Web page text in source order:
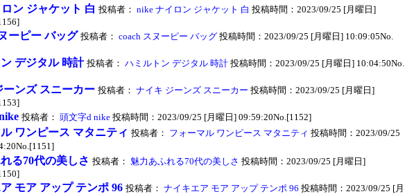
ン ジャケット 白 投稿者： nike ナイロン ジャケット 白 投稿時間：2023/09/25 [月曜日]
ーピー バッグ 投稿者： coach スヌーピー バッグ 投稿時間：2023/09/25 [月曜日] 10:09:05No.
デジタル 時計 投稿者： ハミルトン デジタル 時計 投稿時間：2023/09/25 [月曜日] 10:04:50No.
ーンズ スニーカー 投稿者： ナイキ ジーンズ スニーカー 投稿時間：2023/09/25 [月曜日]
投稿者： 頭文字d nike 投稿時間：2023/09/25 [月曜日] 09:59:20No.[1152]
ワンピース マタニティ 投稿者： フォーマル ワンピース マタニティ 投稿時間：2023/09/25
る70代の美しさ 投稿者： 魅力あふれる70代の美しさ 投稿時間：2023/09/25 [月曜日]
モア アップ テンポ 96 投稿者： ナイキエア モア アップ テンポ 96 投稿時間：2023/09/25 [月